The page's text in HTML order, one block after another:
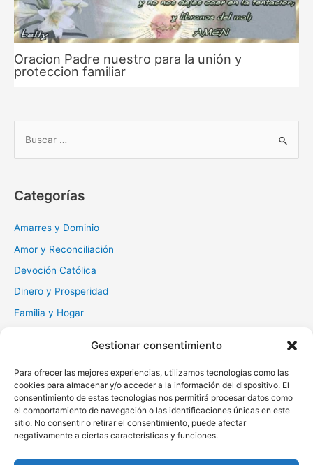
Gestionar consentimiento
Para ofrecer las mejores experiencias, utilizamos tecnologías como las
cookies para almacenar y/o acceder a la información del dispositivo. El
consentimiento de estas tecnologías nos permitirá procesar datos como
el comportamiento de navegación o las identificaciones únicas en este
sitio. No consentir o retirar el consentimiento, puede afectar
negativamente a ciertas características y funciones.
Oracion Padre nuestro para la unión y
proteccion familiar
r
Categorías
Amarres y Dominio
Amor y Reconciliación
Devoción Católica
Dinero y Prosperidad
Familia y Hogar
Muerte y Difuntos
Oraciones Diarias
Otras
Protección y Liberación
Salud y Sanación